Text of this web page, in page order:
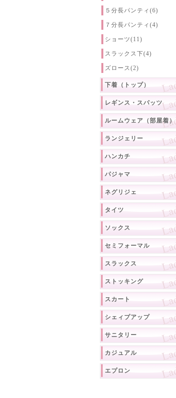
５分長パンティ(6)
７分長パンティ(4)
ショーツ(11)
スラックス下(4)
ズロース(2)
下着（トップ）
レギンス・スパッツ
ルームウェア（部屋着）
ランジェリー
ハンカチ
パジャマ
ネグリジェ
タイツ
ソックス
セミフォーマル
スラックス
ストッキング
スカート
シェィプアップ
サニタリー
カジュアル
エプロン